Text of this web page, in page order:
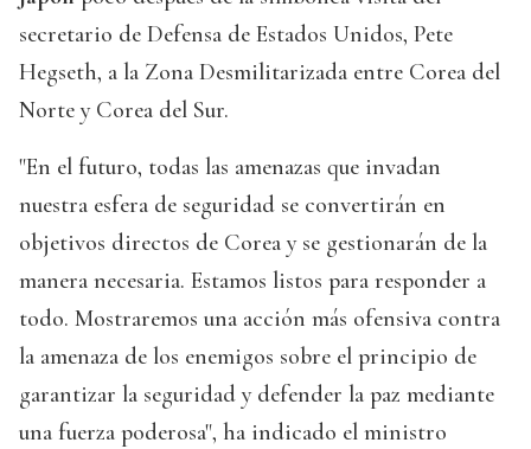
secretario de Defensa de Estados Unidos, Pete
Hegseth, a la Zona Desmilitarizada entre Corea del
Norte y Corea del Sur.
"En el futuro, todas las amenazas que invadan
nuestra esfera de seguridad se convertirán en
objetivos directos de Corea y se gestionarán de la
manera necesaria. Estamos listos para responder a
todo. Mostraremos una acción más ofensiva contra
la amenaza de los enemigos sobre el principio de
garantizar la seguridad y defender la paz mediante
una fuerza poderosa", ha indicado el ministro